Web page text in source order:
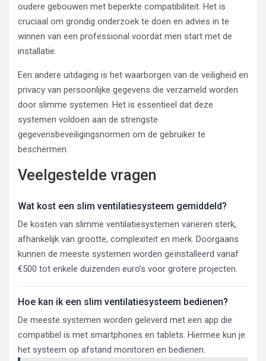
oudere gebouwen met beperkte compatibiliteit. Het is
cruciaal om grondig onderzoek te doen en advies in te
winnen van een professional voordat men start met de
installatie.
Een andere uitdaging is het waarborgen van de veiligheid en
privacy van persoonlijke gegevens die verzameld worden
door slimme systemen. Het is essentieel dat deze
systemen voldoen aan de strengste
gegevensbeveiligingsnormen om de gebruiker te
beschermen.
Veelgestelde vragen
Wat kost een slim ventilatiesysteem gemiddeld?
De kosten van slimme ventilatiesystemen variëren sterk,
afhankelijk van grootte, complexiteit en merk. Doorgaans
kunnen de meeste systemen worden geïnstalleerd vanaf
€500 tot enkele duizenden euro’s voor grotere projecten.
Hoe kan ik een slim ventilatiesysteem bedienen?
De meeste systemen worden geleverd met een app die
compatibel is met smartphones en tablets. Hiermee kun je
het systeem op afstand monitoren en bedienen.